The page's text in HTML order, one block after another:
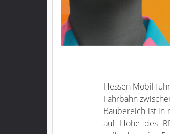
Hessen Mobil
Fahrbahn
Baubereich ist in
auf Höhe des